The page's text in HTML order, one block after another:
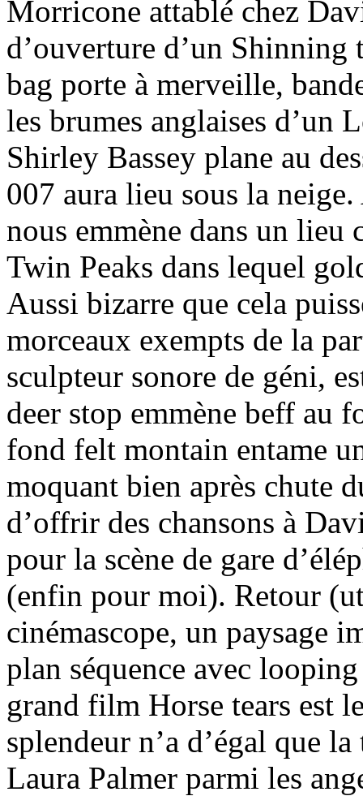
Morricone attablé chez
d’ouverture d’un Shinning
bag porte à merveille,
les brumes anglaises d’un
Shirley Bassey plane au
007 aura lieu sous la
nous emmène dans un
Twin Peaks dans lequel
Aussi bizarre que cela
morceaux exempts de la
sculpteur sonore de géni,
deer stop emmène beff au
fond felt montain entame
moquant bien après chute
d’offrir des chansons à
pour la scène de gare
(enfin pour moi). Retour
cinémascope, un paysage
plan séquence avec
grand film Horse tears est
splendeur n’a d’égal que
Laura Palmer parmi les